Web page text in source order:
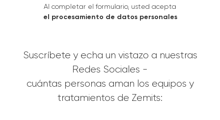
Al completar el formulario, usted acepta
el procesamiento de datos personales
Suscríbete y echa un vistazo a nuestras
Redes Sociales -
cuántas personas aman los equipos y
tratamientos de Zemits: